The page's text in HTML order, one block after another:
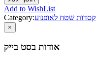
Add to WishList
Category:קסדות שטח לאופנוע
×
אודות בסט בייק